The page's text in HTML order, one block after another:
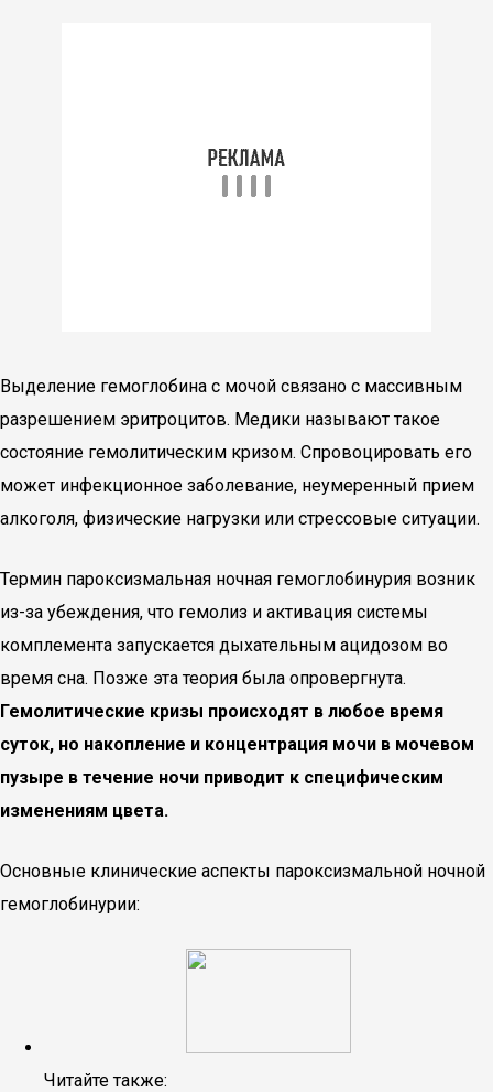
Выделение гемоглобина с мочой связано с массивным
разрешением эритроцитов. Медики называют такое
состояние гемолитическим кризом. Спровоцировать его
может инфекционное заболевание, неумеренный прием
алкоголя, физические нагрузки или стрессовые ситуации.
Термин пароксизмальная ночная гемоглобинурия возник
из-за убеждения, что гемолиз и активация системы
комплемента запускается дыхательным ацидозом во
время сна. Позже эта теория была опровергнута.
Гемолитические кризы происходят в любое время
суток, но накопление и концентрация мочи в мочевом
пузыре в течение ночи приводит к специфическим
изменениям цвета.
Основные клинические аспекты пароксизмальной ночной
гемоглобинурии:
Читайте также: